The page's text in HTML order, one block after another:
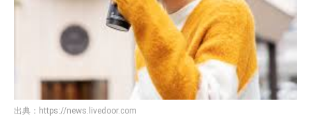
出典： https://news.livedoor.com